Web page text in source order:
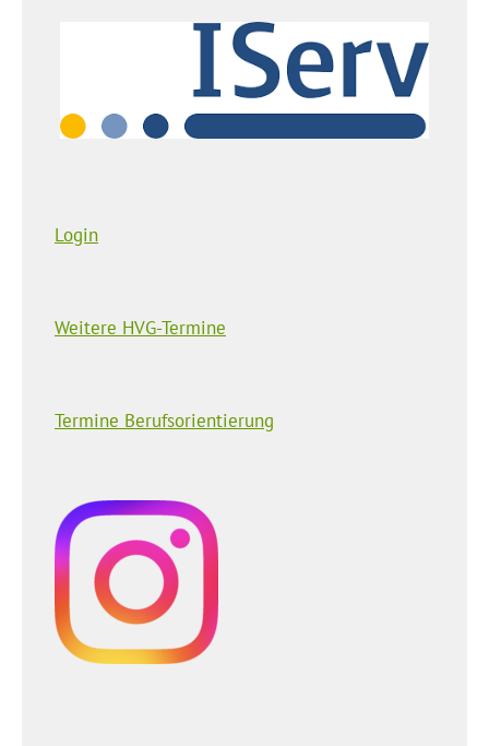
Login
Weitere HVG-Termine
Termine Berufsorientierung